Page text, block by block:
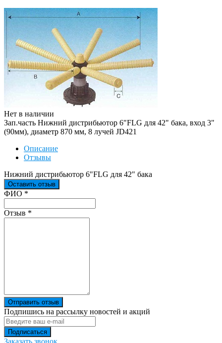
Нет в наличии
Зап.часть Нижний дистрибьютор 6"FLG для 42" бака, вход 3"
(90мм), диаметр 870 мм, 8 лучей JD421
Описание
Отзывы
Нижний дистрибьютор 6"FLG для 42" бака
Оставить отзыв
Ваш отзыв был отправлен!
ФИО *
Отзыв *
Отправить отзыв
Подпишись на рассылку новостей и акций
Заказать звонок